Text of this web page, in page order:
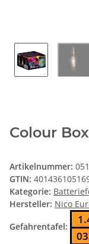
Colour
Artikelnummer:
GTIN:
Kategorie:
Hersteller: Nico
Gefahrentafel: